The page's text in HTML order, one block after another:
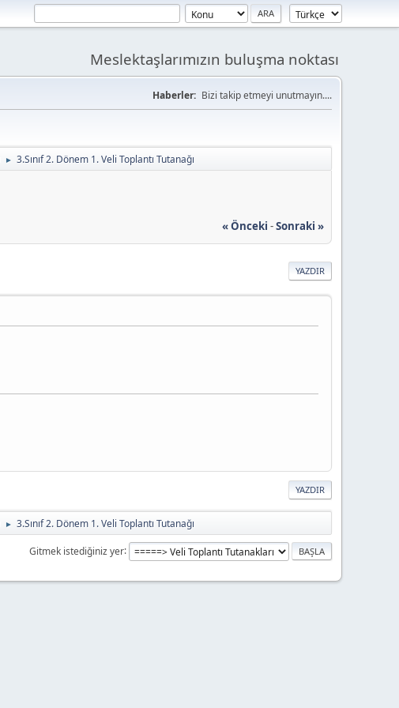
Meslektaşlarımızın buluşma noktası
Haberler: Bizi takip etmeyi unutmayın....
► 3.Sınıf 2. Dönem 1. Veli Toplantı Tutanağı
« Önceki -Sonraki »
YAZDIR
YAZDIR
► 3.Sınıf 2. Dönem 1. Veli Toplantı Tutanağı
Gitmek istediğiniz yer